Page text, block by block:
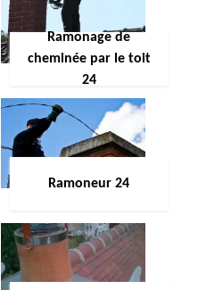
Ramonage de
cheminée par le toit
24
Ramoneur 24